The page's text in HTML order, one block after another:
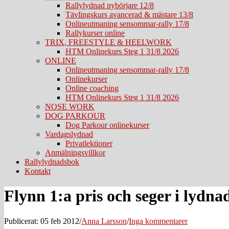
Rallylydnad nybörjare 12/8
Tävlingskurs avancerad & mästare 13/8
Onlineutmaning sensommar-rally 17/8
Rallykurser online
TRIX, FREESTYLE & HEELWORK
HTM Onlinekurs Steg 1 31/8 2026
ONLINE
Onlineutmaning sensommar-rally 17/8
Onlinekurser
Online coaching
HTM Onlinekurs Steg 1 31/8 2026
NOSE WORK
DOG PARKOUR
Dog Parkour onlinekurser
Vardagslydnad
Privatlektioner
Anmälningsvillkor
Rallylydnadsbok
Kontakt
Flynn 1:a pris och seger i
Publicerat: 05 feb 2012/Anna Larsson/Inga kommentarer